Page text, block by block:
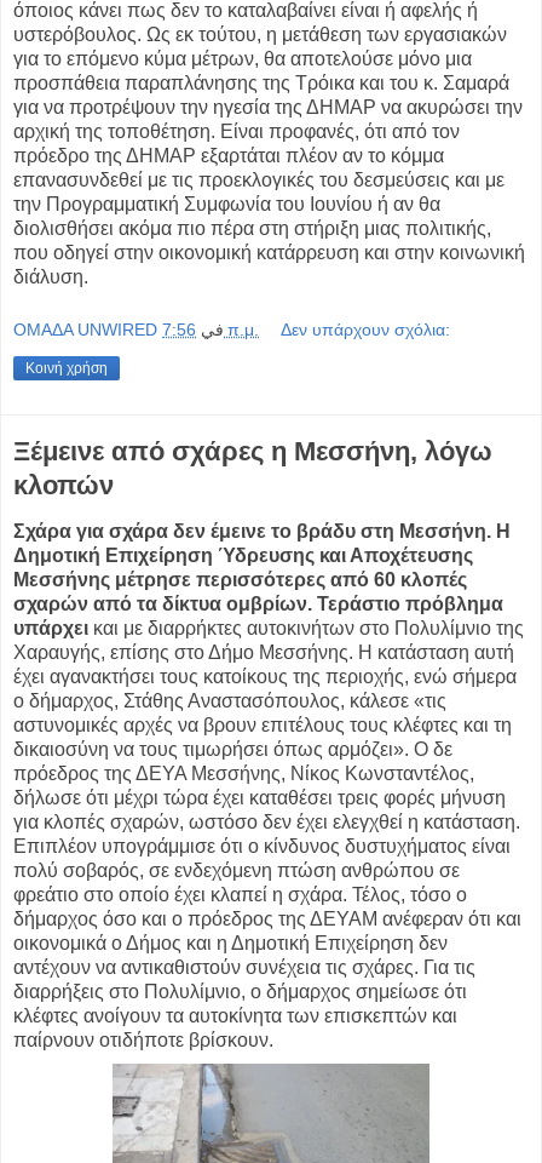
όποιος κάνει πως δεν το καταλαβαίνει είναι ή αφελής ή
υστερόβουλος. Ως εκ τούτου, η μετάθεση των εργασιακών
για το επόμενο κύμα μέτρων, θα αποτελούσε μόνο μια
προσπάθεια παραπλάνησης της Τρόικα και του κ. Σαμαρά
για να προτρέψουν την ηγεσία της ΔΗΜΑΡ να ακυρώσει την
αρχική της τοποθέτηση. Είναι προφανές, ότι από τον
πρόεδρο της ΔΗΜΑΡ εξαρτάται πλέον αν το κόμμα
επανασυνδεθεί με τις προεκλογικές του δεσμεύσεις και με
την Προγραμματική Συμφωνία του Ιουνίου ή αν θα
διολισθήσει ακόμα πιο πέρα στη στήριξη μιας πολιτικής,
που οδηγεί στην οικονομική κατάρρευση και στην κοινωνική
διάλυση.
OMAΔΑ UNWIRED في 7:56 π.μ. Δεν υπάρχουν σχόλια:
Κοινή χρήση
Ξέμεινε από σχάρες η Μεσσήνη, λόγω
κλοπών
Σχάρα για σχάρα δεν έμεινε το βράδυ στη Μεσσήνη. Η
Δημοτική Επιχείρηση Ύδρευσης και Αποχέτευσης
Μεσσήνης μέτρησε περισσότερες από 60 κλοπές
σχαρών από τα δίκτυα ομβρίων. Τεράστιο πρόβλημα
υπάρχει και με διαρρήκτες αυτοκινήτων στο Πολυλίμνιο της
Χαραυγής, επίσης στο Δήμο Μεσσήνης. Η κατάσταση αυτή
έχει αγανακτήσει τους κατοίκους της περιοχής, ενώ σήμερα
ο δήμαρχος, Στάθης Αναστασόπουλος, κάλεσε «τις
αστυνομικές αρχές να βρουν επιτέλους τους κλέφτες και τη
δικαιοσύνη να τους τιμωρήσει όπως αρμόζει». Ο δε
πρόεδρος της ΔΕΥΑ Μεσσήνης, Νίκος Κωνσταντέλος,
δήλωσε ότι μέχρι τώρα έχει καταθέσει τρεις φορές μήνυση
για κλοπές σχαρών, ωστόσο δεν έχει ελεγχθεί η κατάσταση.
Επιπλέον υπογράμμισε ότι ο κίνδυνος δυστυχήματος είναι
πολύ σοβαρός, σε ενδεχόμενη πτώση ανθρώπου σε
φρεάτιο στο οποίο έχει κλαπεί η σχάρα. Τέλος, τόσο ο
δήμαρχος όσο και ο πρόεδρος της ΔΕΥΑΜ ανέφεραν ότι και
οικονομικά ο Δήμος και η Δημοτική Επιχείρηση δεν
αντέχουν να αντικαθιστούν συνέχεια τις σχάρες. Για τις
διαρρήξεις στο Πολυλίμνιο, ο δήμαρχος σημείωσε ότι
κλέφτες ανοίγουν τα αυτοκίνητα των επισκεπτών και
παίρνουν οτιδήποτε βρίσκουν.